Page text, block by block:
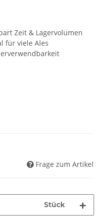
Zeit & Lagervolumen
für viele Ales
Frage zum Artikel
Stück